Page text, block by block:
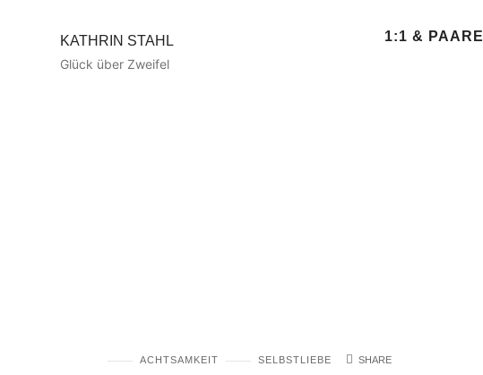
KATHRIN
KATHRIN STAHL
Glück über Zweifel
1:1 & PAARE
ACHTSAMKEIT SELBSTLIEBE SHARE